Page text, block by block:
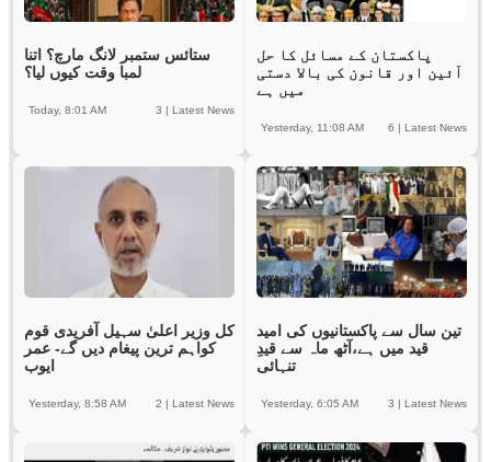
ستائس ستمبر لانگ مارچ؟ اتنا
لمبا وقت کیوں لیا؟
3 | Latest News
Today, 8:01 AM
پاکستان کے مسائل کا حل
آئین اور قانون کی بالا دستی
میں ہے
6 | Latest News
Yesterday, 11:08 AM
کل وزیر اعلیٰ سہیل آفریدی قوم
کواہم ترین پیغام دیں گے- عمر
ایوب
2 | Latest News
Yesterday, 8:58 AM
تین سال سے پاکستانیوں کی امید
قید میں ہے،آٹھ ماہ سے قیدِ
تنہائی
3 | Latest News
Yesterday, 6:05 AM